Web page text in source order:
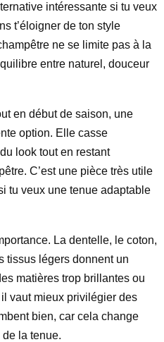
intéressante si tu veux
t’éloigner de ton style
ne se limite pas à la
entre naturel, douceur
en début de saison, une
option. Elle casse
look tout en restant
C’est une pièce très utile
tu veux une tenue adaptable
La dentelle, le coton,
tissus légers donnent un
matières trop brillantes ou
vaut mieux privilégier des
bien, car cela change
la tenue.